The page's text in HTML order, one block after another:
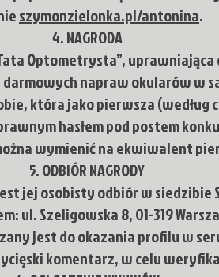
szymonzielonka.pl/antonina.
4. NAGRODA
Optometrysta”,
napraw okularów w
która jako pierwsza (według
hasłem pod postem
wymienić na ekwiwalent
5. ODBIÓR NAGRODY
jej osobisty odbiór w siedzibie
ul. Szeligowska 8, 01-319
jest do okazania profilu w
komentarz, w celu